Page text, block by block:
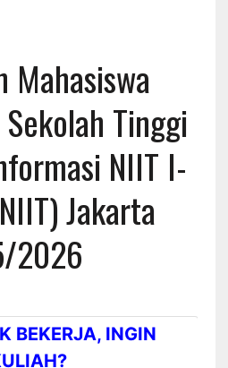
Mahasiswa
Tinggi
NIIT I-
Jakarta
2026